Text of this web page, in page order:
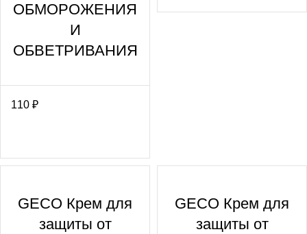
ОБМОРОЖЕНИЯ
И
ОБВЕТРИВАНИЯ
110 ₽
GECO Крем для
защиты от
GECO Крем для
защиты от